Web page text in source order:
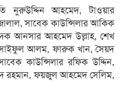
নুরুউদ্দিন আহমেদ, টাওয়ার
সাবেক কাউন্সিলার আকিক
আনসার আহমেদ উল্লাহ, শেখ
সাইফুল আলম, ফারুক খান, সৈয়দ
কাউন্সিলার রফিক উদ্দিন,
রহমান, ফয়জুল আহমেদ সেলিম,